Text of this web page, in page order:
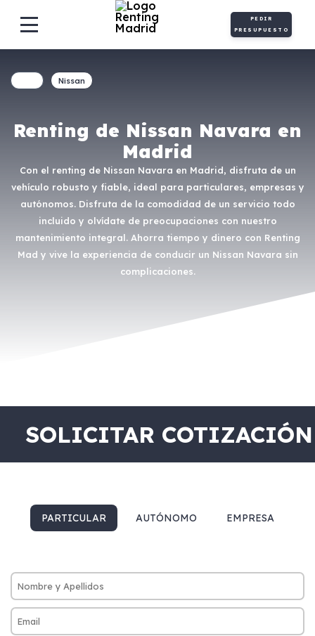
PEDIR
PRESUPUESTO
Renting de Nissan Navara en
Madrid
Con el renting de Nissan Navara en Madrid, disfruta de un
vehículo robusto y fiable, ideal para particulares, empresas y
autónomos. Disfruta de la comodidad de un servicio todo
incluido y olvídate de preocupaciones con nuestro
mantenimiento integral. Ahorra tiempo y dinero con Renting
Mad y vive la experiencia de conducir un Nissan Navara sin
complicaciones.
Nissan
SOLICITAR COTIZACIÓN
PARTICULAR AUTÓNOMO EMPRESA